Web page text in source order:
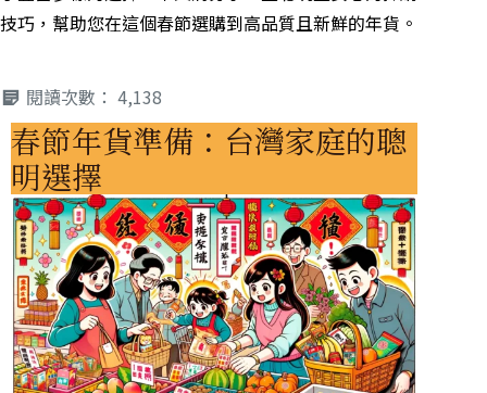
技巧，幫助您在這個春節選購到高品質且新鮮的年貨。
閱讀次數： 4,138
春節年貨準備：台灣家庭的聰
明選擇